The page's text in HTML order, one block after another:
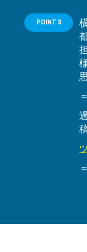
POINT 3